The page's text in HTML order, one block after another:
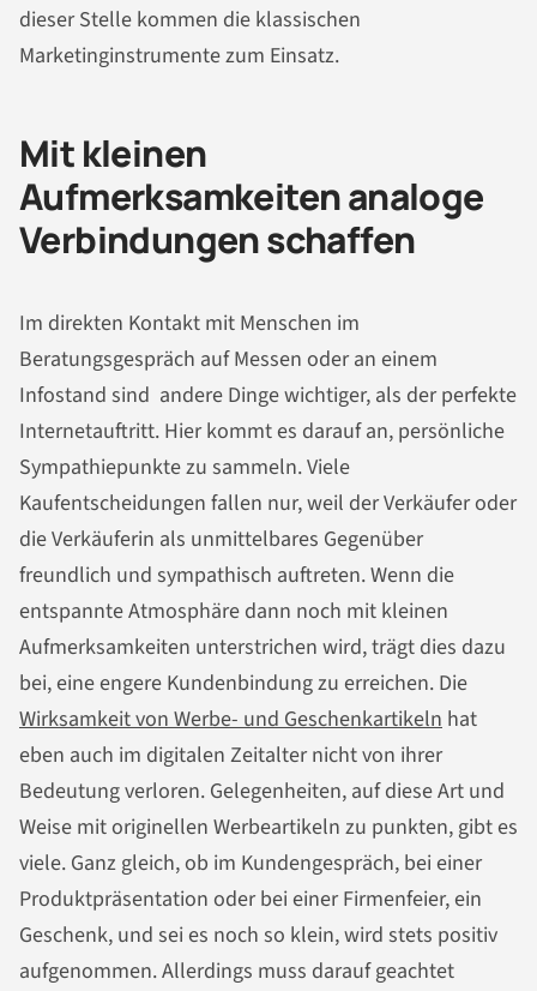
dieser Stelle kommen die klassischen
Marketinginstrumente zum Einsatz.
Mit kleinen
Aufmerksamkeiten analoge
Verbindungen schaffen
Im direkten Kontakt mit Menschen im
Beratungsgespräch auf Messen oder an einem
Infostand sind andere Dinge wichtiger, als der perfekte
Internetauftritt. Hier kommt es darauf an, persönliche
Sympathiepunkte zu sammeln. Viele
Kaufentscheidungen fallen nur, weil der Verkäufer oder
die Verkäuferin als unmittelbares Gegenüber
freundlich und sympathisch auftreten. Wenn die
entspannte Atmosphäre dann noch mit kleinen
Aufmerksamkeiten unterstrichen wird, trägt dies dazu
bei, eine engere Kundenbindung zu erreichen. Die
Wirksamkeit von Werbe- und Geschenkartikeln hat
eben auch im digitalen Zeitalter nicht von ihrer
Bedeutung verloren. Gelegenheiten, auf diese Art und
Weise mit originellen Werbeartikeln zu punkten, gibt es
viele. Ganz gleich, ob im Kundengespräch, bei einer
Produktpräsentation oder bei einer Firmenfeier, ein
Geschenk, und sei es noch so klein, wird stets positiv
aufgenommen. Allerdings muss darauf geachtet